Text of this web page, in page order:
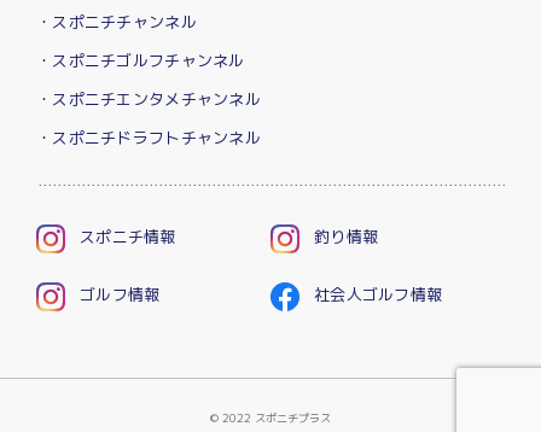
・スポニチチャンネル
・スポニチゴルフチャンネル
・スポニチエンタメチャンネル
・スポニチドラフトチャンネル
スポニチ情報 釣り情報
ゴルフ情報 社会人ゴルフ情報
© 2022 スポニチプラス